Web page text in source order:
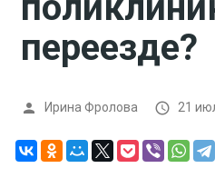
переезде?
 Ирина Фролова  21